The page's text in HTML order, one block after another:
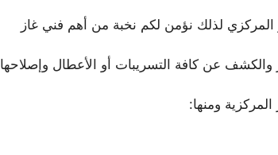
لذلك نؤمن لكم نخبة من أهم فني غاز
عن كافة التسريبات أو الأعطال وإصلاحها
ومنها: